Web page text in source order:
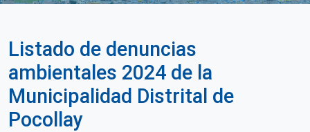
Listado de denuncias
ambientales 2024 de la
Municipalidad Distrital de
Pocollay